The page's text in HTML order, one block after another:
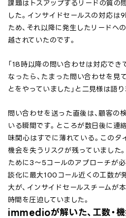
課題はトスアップするリードの質の
した。インサイドセールスの対応は
ため、それ以降に発生したリードへ
越されていたのです。
「18時以降の問い合わせは対応でき
なったら、たまった問い合わせを見
とをやっていました」と二見様は語り
問い合わせを送った直後は、顧客の
いる瞬間です。ところが数日後に連
味関心はすでに薄れている。このタ
機会を失うリスクが残っていました
ために3〜5コールのアプローチが
談化に最大100コール近くの工数が
大が、インサイドセールスチームが
時間を圧迫していました。
immedioが解いた、工数・機